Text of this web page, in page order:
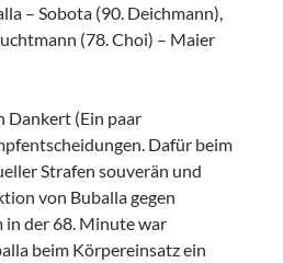
– Sobota (90. Deichmann),
(78. Choi) – Maier
Dankert (Ein paar
Dafür beim
Strafen souverän und
von Buballa gegen
in der 68. Minute war
beim Körpereinsatz ein